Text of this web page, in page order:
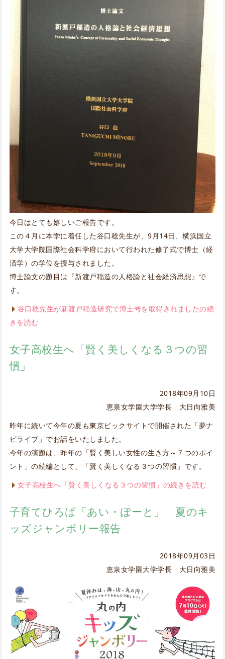
今日はとても嬉しいご報告です。
この４月に本学に着任した谷口稔先生が、9月14日、横浜国立
大学大学院国際社会科学府において行われた修了式で博士（経
済学）の学位を授与されました。
博士論文の題目は『新渡戸稲造の人格論と社会経済思想』で
す。
谷口稔先生が新渡戸稲造研究で博士号を取得されましたの続
きを読む
女子高校生へ「賢く美しくなる３つの習
慣」
2018年09月10日
恵泉女学園大学学長 大日向雅美
昨年に続いて今年の夏も東京ビックサイトで開催された「夢ナ
ビライブ」でお話をいたしました。
今年の演題は、昨年の「賢く美しい女性の生き方～７つのポイ
ント」の続編として、「賢く美しくなる３つの習慣」です。
女子高校生へ「賢く美しくなる３つの習慣」の続きを読む
子育てひろば「あい・ぽーと」 夏のキ
ッズジャンボリー報告
2018年09月03日
恵泉女学園大学学長 大日向雅美